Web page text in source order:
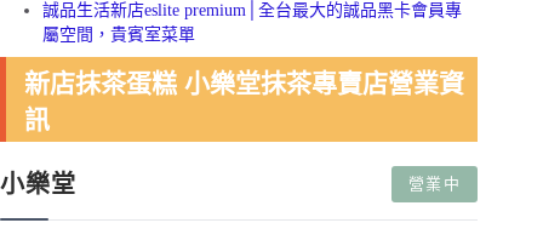
誠品生活新店eslite premium│全台最大的誠品黑卡會員專
屬空間，貴賓室菜單
新店抹茶蛋糕 小樂堂抹茶專賣店營業資
訊
小樂堂 營業中